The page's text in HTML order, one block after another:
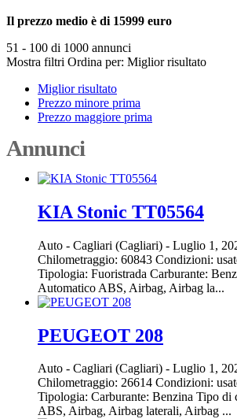
Il prezzo medio è di 15999 euro
51 - 100 di 1000 annunci
Mostra filtri Ordina per: Miglior risultato
Miglior risultato
Prezzo minore prima
Prezzo maggiore prima
Annunci
KIA Stonic TT05564
Auto - Cagliari (Cagliari) - Luglio 1,
Chilometraggio: 60843 Condizioni:
Tipologia: Fuoristrada Carburante:
Automatico ABS, Airbag, Airbag la...
PEUGEOT 208
Auto - Cagliari (Cagliari) - Luglio 1,
Chilometraggio: 26614 Condizioni:
Tipologia: Carburante: Benzina Tipo di
ABS, Airbag, Airbag laterali, Airbag ...